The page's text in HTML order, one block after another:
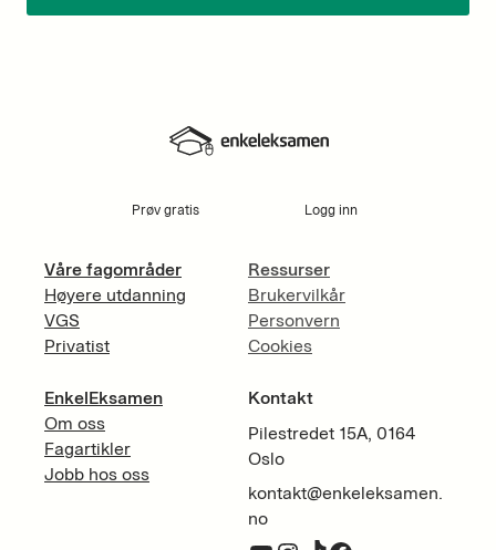
Prøv gratis Logg inn
Våre fagområder
Høyere utdanning
VGS
Privatist
EnkelEksamen
Om oss
Fagartikler
Jobb hos oss
Ressurser
Brukervilkår
Personvern
Cookies
Kontakt
Pilestredet 15A, 0164
Oslo
kontakt@enkeleksamen.
no